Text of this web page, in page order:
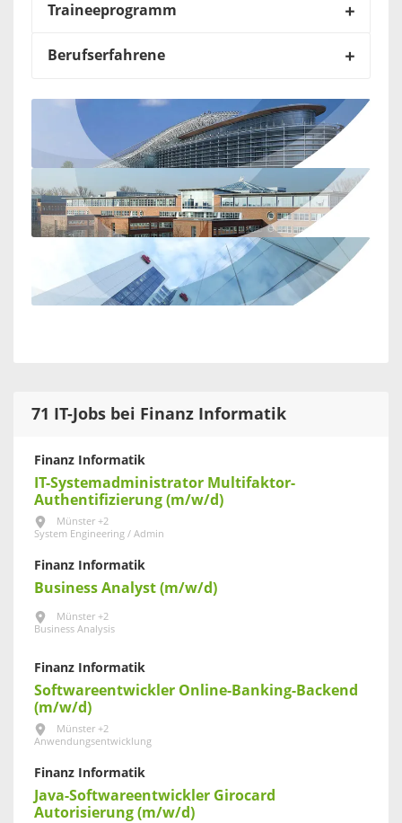
Traineeprogramm
Berufserfahrene
71 IT-Jobs bei Finanz Informatik
Finanz Informatik
IT-Systemadministrator Multifaktor-
Authentifizierung (m/w/d)
Münster +2
System Engineering / Admin
Finanz Informatik
Business Analyst (m/w/d)
Münster +2
Business Analysis
Finanz Informatik
Softwareentwickler Online-Banking-Backend
(m/w/d)
Münster +2
Anwendungsentwicklung
Finanz Informatik
Java-Softwareentwickler Girocard
Autorisierung (m/w/d)